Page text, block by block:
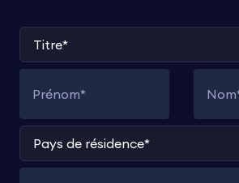
Titre
Pays de résidence